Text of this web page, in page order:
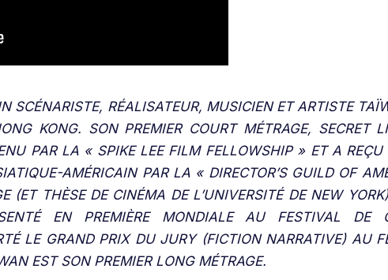
SCÉNARISTE, RÉALISATEUR, MUSICIEN ET ARTISTE
KONG. SON PREMIER COURT MÉTRAGE, SECRET
PAR LA « SPIKE LEE FILM FELLOWSHIP » ET A REÇU
AMÉRICAIN PAR LA « DIRECTOR’S GUILD OF
(ET THÈSE DE CINÉMA DE L’UNIVERSITÉ DE NEW
EN PREMIÈRE MONDIALE AU FESTIVAL DE
LE GRAND PRIX DU JURY (FICTION NARRATIVE) AU
EST SON PREMIER LONG MÉTRAGE.